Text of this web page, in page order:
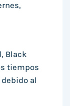
Black
tiempos
al